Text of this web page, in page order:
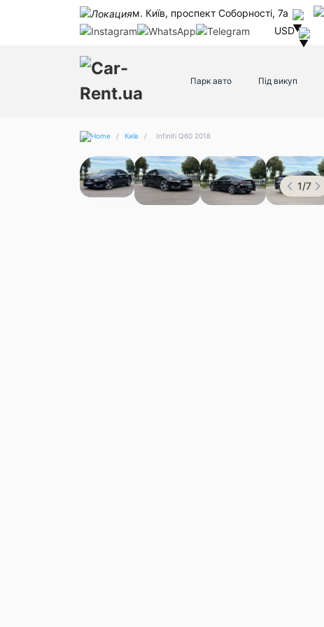
м. Київ, проспект Соборності, 7а
USD
Парк авто Під викуп
/ Київ / Infiniti Q60 2018
1/7